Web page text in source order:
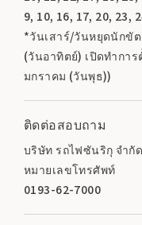
9, 10, 16, 17, 20, 23,
*วันเสาร์/วันหยุดนักขั
(วันอาทิตย์) เปิดทำกา
มกราคม (วันพุธ))
ติดต่อสอบถาม
บริษัท รถไฟซันริกุ จำกั
หมายเลขโทรศัพท์
0193-62-7000